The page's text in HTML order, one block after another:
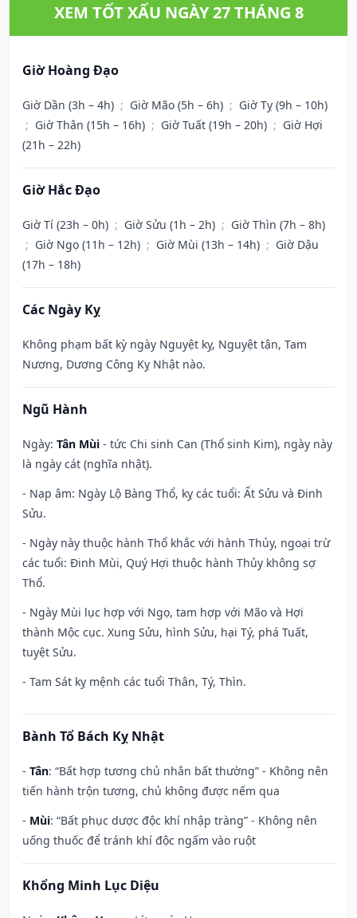
XEM TỐT XẤU NGÀY 27 THÁNG 8
Giờ Hoàng Đạo
Giờ Dần (3h – 4h) ; Giờ Mão (5h – 6h) ; Giờ Tỵ (9h – 10h)
; Giờ Thân (15h – 16h) ; Giờ Tuất (19h – 20h) ; Giờ Hợi
(21h – 22h)
Giờ Hắc Đạo
Giờ Tí (23h – 0h) ; Giờ Sửu (1h – 2h) ; Giờ Thìn (7h – 8h)
; Giờ Ngọ (11h – 12h) ; Giờ Mùi (13h – 14h) ; Giờ Dậu
(17h – 18h)
Các Ngày Kỵ
Không phạm bất kỳ ngày Nguyệt kỵ, Nguyệt tận, Tam
Nương, Dương Công Kỵ Nhật nào.
Ngũ Hành
Ngày: Tân Mùi - tức Chi sinh Can (Thổ sinh Kim), ngày này
là ngày cát (nghĩa nhật).
- Nạp âm: Ngày Lộ Bàng Thổ, kỵ các tuổi: Ất Sửu và Đinh
Sửu.
- Ngày này thuộc hành Thổ khắc với hành Thủy, ngoại trừ
các tuổi: Đinh Mùi, Quý Hợi thuộc hành Thủy không sợ
Thổ.
- Ngày Mùi lục hợp với Ngọ, tam hợp với Mão và Hợi
thành Mộc cục. Xung Sửu, hình Sửu, hại Tý, phá Tuất,
tuyệt Sửu.
- Tam Sát kỵ mệnh các tuổi Thân, Tý, Thìn.
Bành Tổ Bách Kỵ Nhật
- Tân: “Bất hợp tương chủ nhân bất thường” - Không nên
tiến hành trộn tương, chủ không được nếm qua
- Mùi: “Bất phục dược độc khí nhập tràng” - Không nên
uống thuốc để tránh khí độc ngấm vào ruột
Khổng Minh Lục Diệu